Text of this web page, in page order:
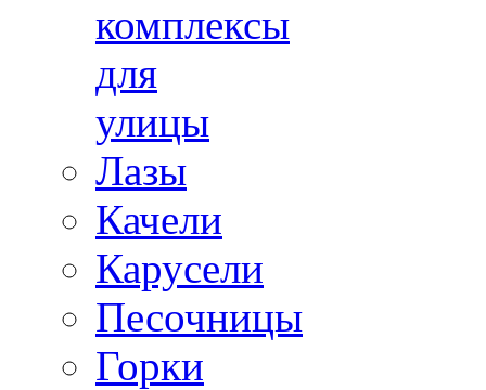
комплексы
для
улицы
Лазы
Качели
Карусели
Песочницы
Горки